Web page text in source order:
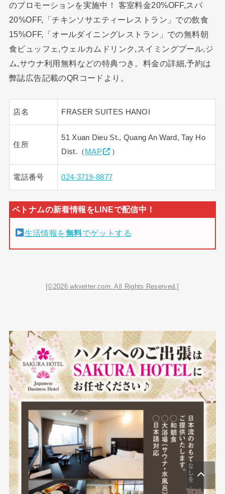
のプロモーションを実施中！ 客室料金20%OFF,スパ
20%OFF,「チキンソサエティーレストラン」での飲食
15%OFF,「オールダイニングレストラン」での無料朝
食ビュッフェ,ウェルカムドリンク,スイミングプール,ジ
ム,サウナ利用無料などの特典つき。料金の詳細,予約は
弊誌広告記載のQRコードより。
店名 FRASER SUITES HANOI
住所
51 Xuan Dieu St., Quang An Ward, Tay Ho
Dist.（ MAP ）
電話番号 024-3719-8877
生活情報を無料でゲットする
[©2026 wkvetter.com. All Rights Reserved.]